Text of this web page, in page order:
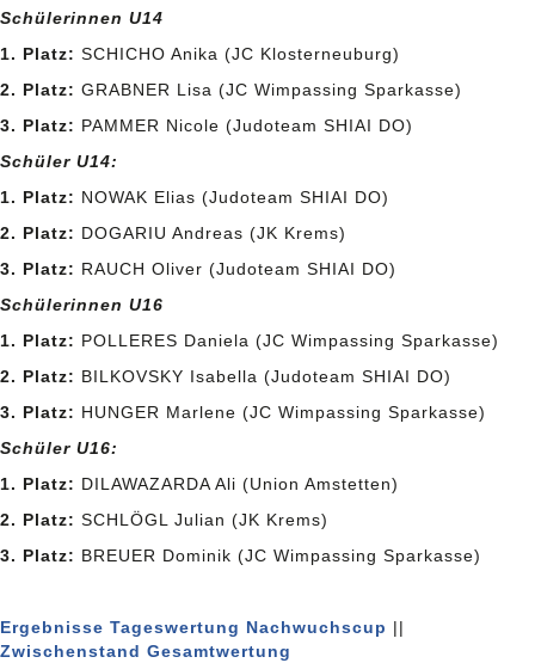
Schülerinnen U14
1. Platz: SCHICHO Anika (JC Klosterneuburg)
2. Platz: GRABNER Lisa (JC Wimpassing Sparkasse)
3. Platz: PAMMER Nicole (Judoteam SHIAI DO)
Schüler U14:
1. Platz: NOWAK Elias (Judoteam SHIAI DO)
2. Platz: DOGARIU Andreas (JK Krems)
3. Platz: RAUCH Oliver (Judoteam SHIAI DO)
Schülerinnen U16
1. Platz: POLLERES Daniela (JC Wimpassing Sparkasse)
2. Platz: BILKOVSKY Isabella (Judoteam SHIAI DO)
3. Platz: HUNGER Marlene (JC Wimpassing Sparkasse)
Schüler U16:
1. Platz: DILAWAZARDA Ali (Union Amstetten)
2. Platz: SCHLÖGL Julian (JK Krems)
3. Platz: BREUER Dominik (JC Wimpassing Sparkasse)
Ergebnisse Tageswertung Nachwuchscup ||
Zwischenstand Gesamtwertung